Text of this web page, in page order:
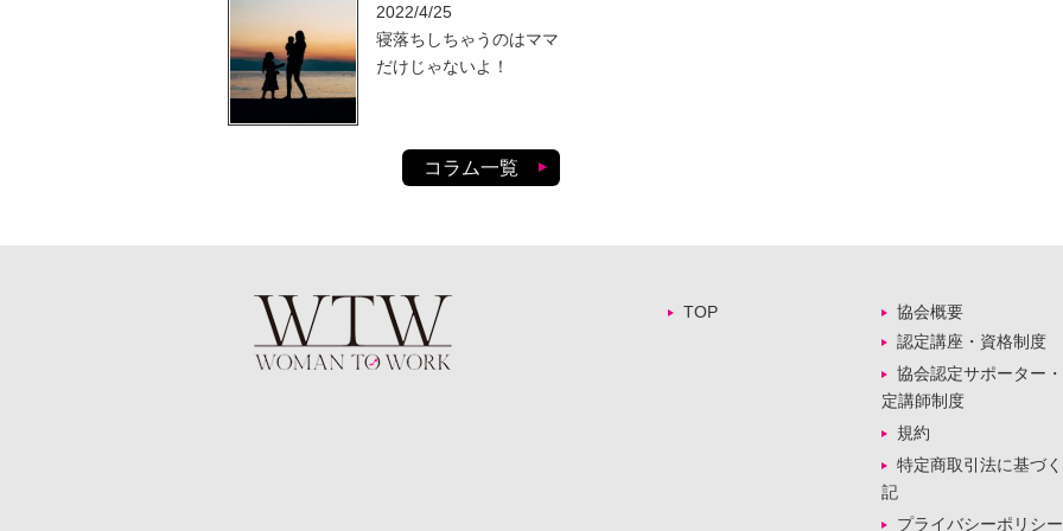
2022/4/25
寝落ちしちゃうのはママ
だけじゃないよ！
コラム一覧
TOP
協会概要
認定講座・資格制度
協会認定サポーター
定講師制度
規約
特定商取引法に基づ
記
プライバシーポリシー